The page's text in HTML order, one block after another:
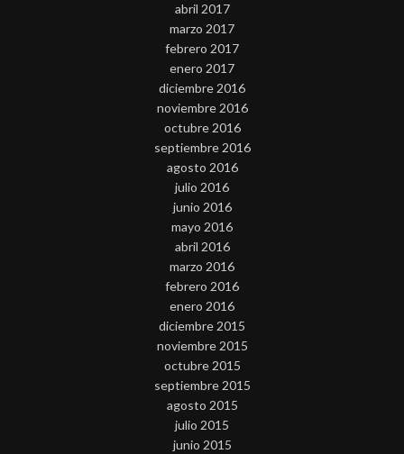
abril 2017
marzo 2017
febrero 2017
enero 2017
diciembre 2016
noviembre 2016
octubre 2016
septiembre 2016
agosto 2016
julio 2016
junio 2016
mayo 2016
abril 2016
marzo 2016
febrero 2016
enero 2016
diciembre 2015
noviembre 2015
octubre 2015
septiembre 2015
agosto 2015
julio 2015
junio 2015